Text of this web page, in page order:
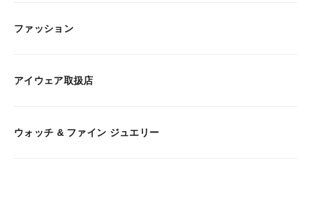
ファッション
アイウェア取扱店
ウォッチ & ファイン ジュエリー